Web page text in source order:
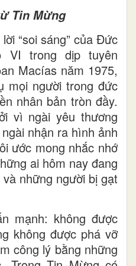
Tin Mừng
“soi sáng” của Đức
VI trong dịp tuyên
Macías năm 1975,
mọi người trong đức
nhân bản tròn đầy.
vì ngài yêu thương
nhận ra hình ảnh
ước mong nhắc nhớ
ai hôm nay đang
những người bị gạt
mạnh: không được
không được phá vỡ
công lý bằng những